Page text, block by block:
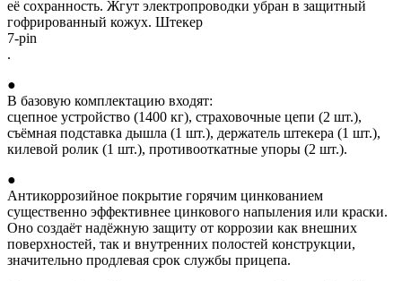
её сохранность. Жгут электропроводки убран в защитный
гофрированный кожух. Штекер
7-pin
.
●
В базовую комплектацию входят:
сцепное устройство (1400 кг), страховочные цепи (2 шт.),
съёмная подставка дышла (1 шт.), держатель штекера (1 шт.),
килевой ролик (1 шт.), противооткатные упоры (2 шт.).
●
Антикоррозийное покрытие горячим цинкованием
существенно эффективнее цинкового напыления или краски.
Оно создаёт надёжную защиту от коррозии как внешних
поверхностей, так и внутренних полостей конструкции,
значительно продлевая срок службы прицепа.